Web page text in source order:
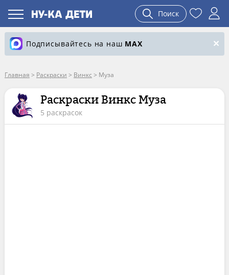
Поиск
Подписывайтесь на наш MAX
Главная > Раскраски > Винкс > Муза
Раскраски Винкс Муза
5 раскрасок